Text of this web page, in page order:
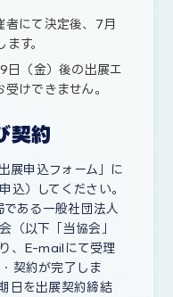
者にて決定後、7月
す。
日（金）後の出展エ
けできません。
契約
展申込フォーム」に
込）してください。
ある一般社団法人
（以下「当協会」
、E-mailにて受理
契約が完了しま
日を出展契約締結